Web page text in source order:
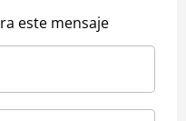
este mensaje